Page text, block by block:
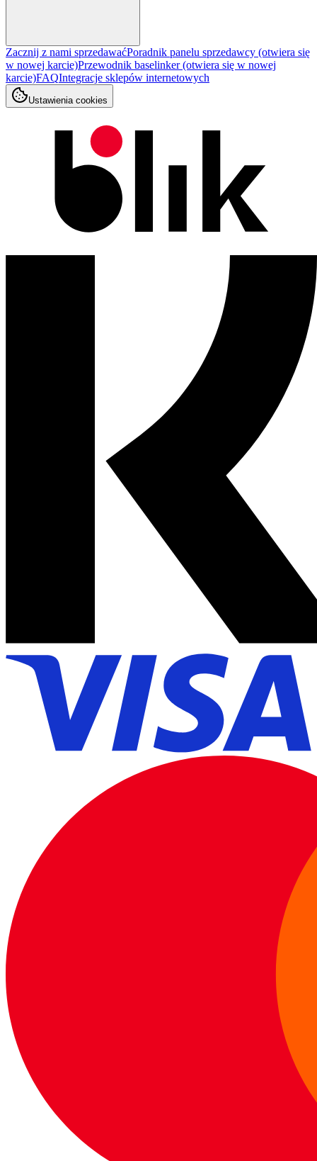
Zacznij z nami sprzedawaćPoradnik panelu sprzedawcy (otwiera się
w nowej karcie)Przewodnik baselinker(otwiera się w nowej
karcie)FAQIntegracje sklepów internetowych
Ustawienia cookies